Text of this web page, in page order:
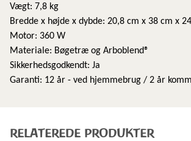
Vægt: 7,8 kg
Bredde x højde x dybde: 20,8 cm x 38 cm x
Motor: 360 W
Materiale: Bøgetræ og Arboblend®
Sikkerhedsgodkendt: Ja
Garanti: 12 år - ved hjemmebrug / 2 år
RELATEREDE PRODUKTER